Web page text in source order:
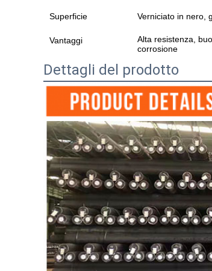
Superficie Verniciato in nero,
Vantaggi
Alta resistenza,
corrosione
Dettagli del prodotto